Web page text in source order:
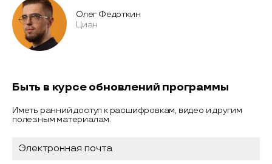
Олег Федоткин
Циан
Быть в курсе обновлений программы
Иметь ранний доступ к расшифровкам, видео и другим
полезным материалам.